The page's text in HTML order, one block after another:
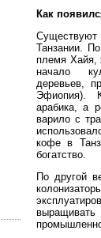
Как
Танзании.
племя Хайя,
начало
деревьев,
Эфиопия).
арабика, а
варило с
кофе в
богатство.
По другой
выращивать